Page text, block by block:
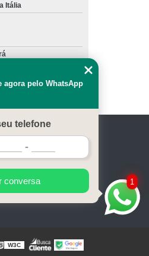
Itália
Penal –
1
agora pelo WhatsApp
telefone
conversa
W3C